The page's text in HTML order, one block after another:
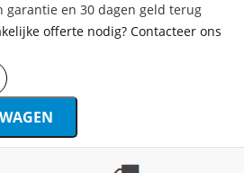
garantie en 30 dagen geld terug
offerte nodig? Contacteer ons